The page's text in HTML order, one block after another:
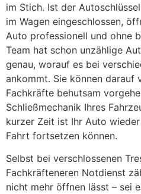
im Stich. Ist der
im Wagen eingeschlossen,
Auto professionell und ohne
Team hat schon unzählige
genau, worauf es bei
ankommt. Sie können darauf
Fachkräfte behutsam
Schließmechanik Ihres
kurzer Zeit ist Ihr Auto
Fahrt fortsetzen können.
Selbst bei verschlossenen
Fachkräfteneren Notdienst
nicht mehr öffnen lässt – sei